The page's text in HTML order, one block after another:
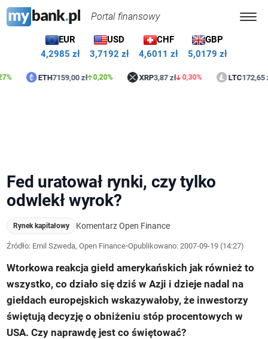
Portal finansowy
EUR
4,2985 zł
USD
3,7192 zł
CHF
4,6011 zł
GBP
5,0179 zł
ETH7159,00 zł 0,20% XRP3,87 zł 0,30% 172,65 zł
Fed uratował rynki, czy tylko
odwlekł wyrok?
Rynek kapitałowy Komentarz Open Finance
Źródło: Emil Szweda, Open Finance•Opublikowano:2007-09-19 (14:27)
Wtorkowa reakcja giełd amerykańskich jak również to
wszystko, co działo się dziś w Azji i dzieje nadal na
giełdach europejskich wskazywałoby, że inwestorzy
świętują decyzję o obniżeniu stóp procentowych w
USA. Czy naprawdę jest co świętować?